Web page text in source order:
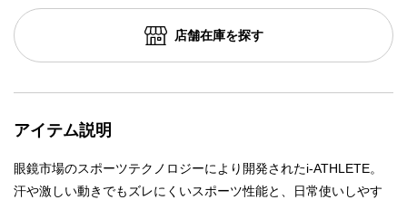
店舗在庫を探す
アイテム説明
眼鏡市場のスポーツテクノロジーにより開発されたi-ATHLETE。
汗や激しい動きでもズレにくいスポーツ性能と、日常使いしやす